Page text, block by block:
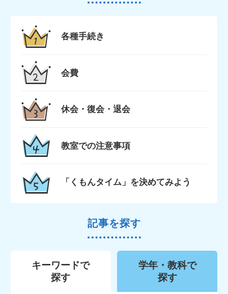
各種手続き
会費
休会・復会・退会
教室での注意事項
「くもんタイム」を決めてみよう
記事を探す
キーワードで
探す
学年・教科で
探す